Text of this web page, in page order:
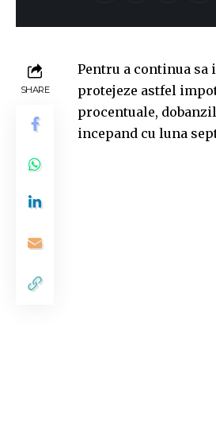
SHARE
Pentru a continua sa
protejeze astfel
procentuale,
incepand cu luna